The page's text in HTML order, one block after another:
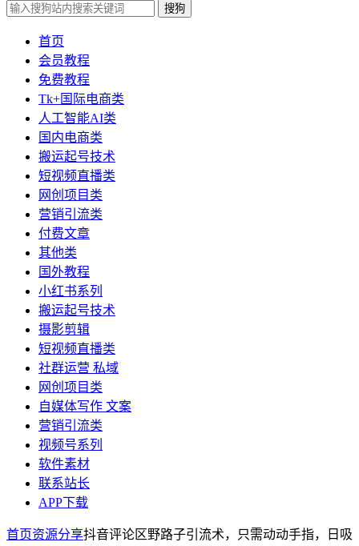
搜狗
首页
会员教程
免费教程
Tk+国际电商类
人工智能AI类
国内电商类
搬运起号技术
短视频直播类
网创项目类
营销引流类
付费文章
其他类
国外教程
小红书系列
搬运起号技术
摄影剪辑
短视频直播类
社群运营 私域
网创项目类
自媒体写作 文案
营销引流类
视频号系列
软件素材
联系站长
APP下载
首页资源分享抖音评论区野路子引流术，只需动动手指，日吸